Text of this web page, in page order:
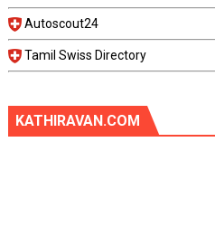
Autoscout24
Tamil Swiss Directory
KATHIRAVAN.COM